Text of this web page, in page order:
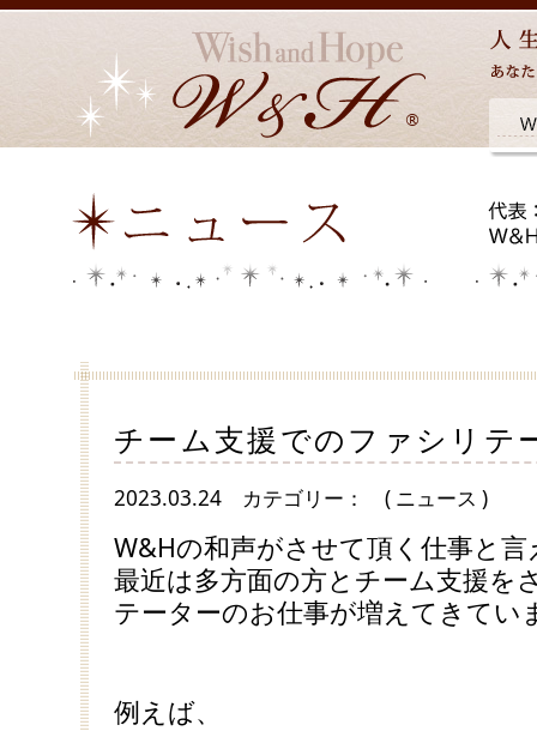
チーム支援でのファシリテ
2023.03.24 カテゴリー： ( ニュース )
W&Hの和声がさせて頂く仕事と
最近は多方面の方とチーム支援を
テーターのお仕事が増えてきてい
例えば、